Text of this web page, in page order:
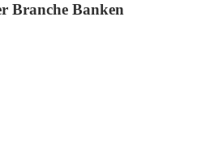
Branche Banken